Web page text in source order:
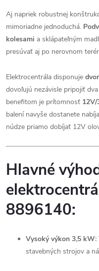
Aj napriek robustnej
mimoriadne jednoduchá.
kolesami a sklápateľným
presúvať aj po nerovnom
Elektrocentrála disponuje
dovoľujú nezávisle pripojiť
benefitom je prítomnosť 12V/
balení navyše dostanete
núdze priamo dobíjať 12V
Hlavné
8896140:
Vysoký výkon 3,5 kW:
stavebných strojov a